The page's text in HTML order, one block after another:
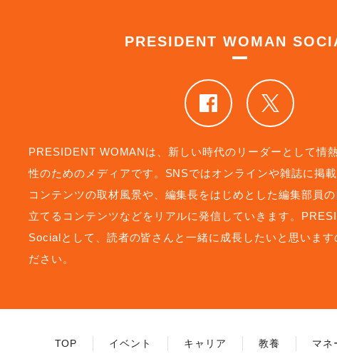
PRESIDENT WOMAN
PRESIDENT WOMANは、新しい時代のリーダーとして情
性のためのメディアです。SNSではオンラインや雑誌に掲載
コンテンツの取材風景や、編集長をはじめとした編集部員
立てるコンテンツなどをリアルに発信していきます。
Socialとして、読者の皆さんと一緒に成長したいと思います
ださい。
TOP イベント キャリア 教養 マネ